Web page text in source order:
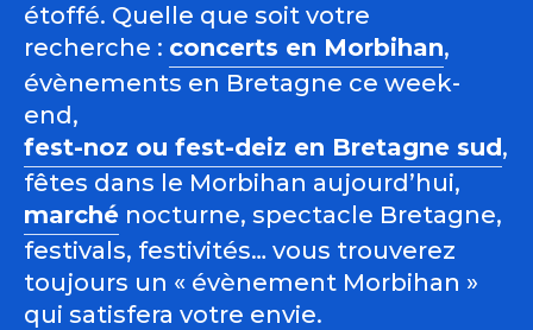
étoffé. Quelle que soit votre
recherche : concerts en Morbihan,
évènements en Bretagne ce week-
end,
fest-noz ou fest-deiz en Bretagne sud,
fêtes dans le Morbihan aujourd’hui,
marché nocturne, spectacle Bretagne,
festivals, festivités… vous trouverez
toujours un « évènement Morbihan »
qui satisfera votre envie.